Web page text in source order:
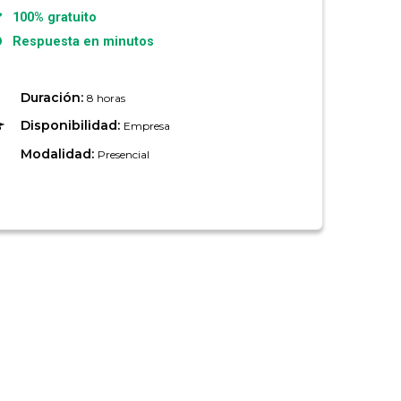
100% gratuito
Respuesta en minutos
Duración: 8 horas
Disponibilidad: Empresa
Modalidad: Presencial